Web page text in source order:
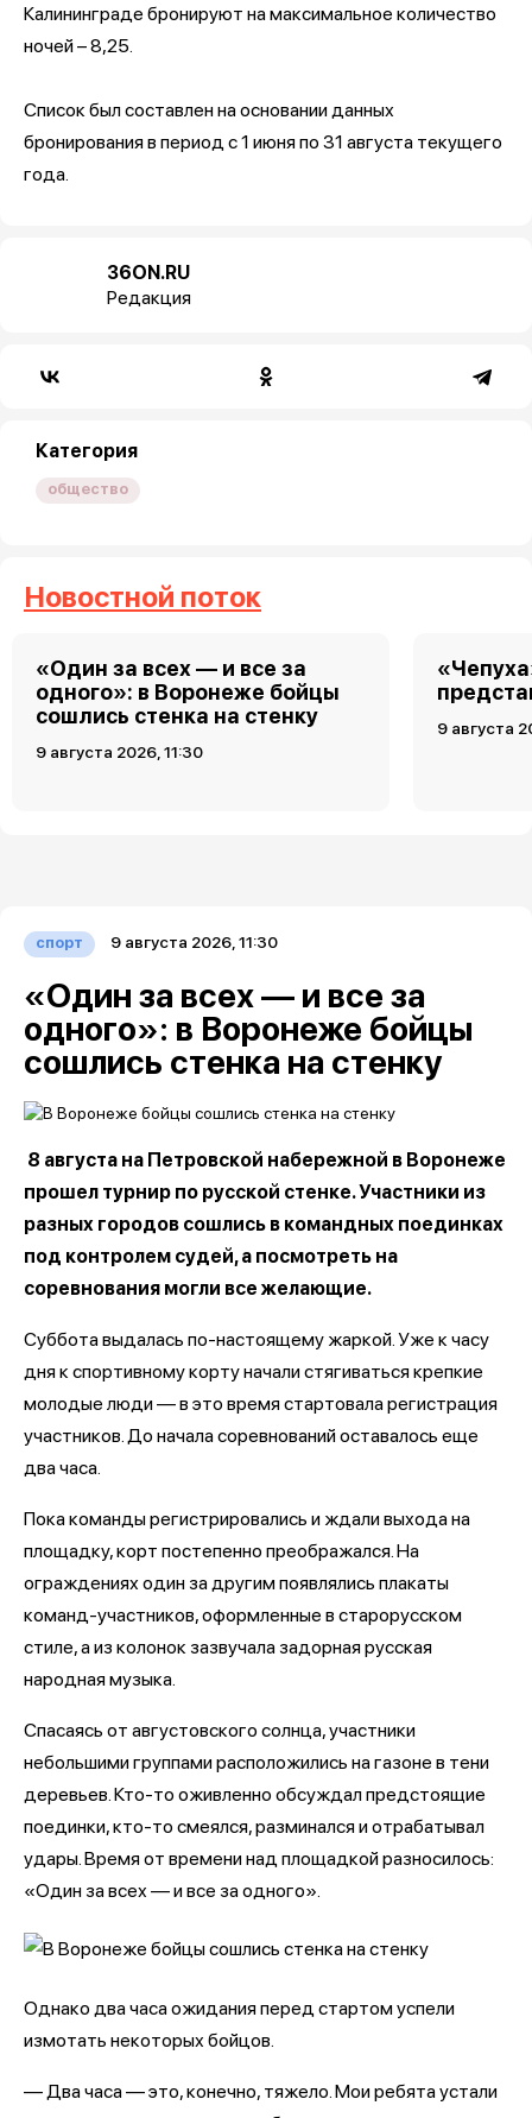
Калининграде бронируют на максимальное количество
ночей – 8,25.
Список был составлен на основании данных
бронирования в период с 1 июня по 31 августа текущего
года.
36ON.RU
Редакция
Категория
общество
Новостной поток
«Один за всех — и все за
одного»: в Воронеже бойцы
сошлись стенка на стенку
9 августа 2026, 11:30
9 августа
спорт 9 августа 2026, 11:30
«Один за всех — и все за
одного»: в Воронеже бойцы
сошлись стенка на стенку
8 августа на Петровской набережной в Воронеже
прошел турнир по русской стенке. Участники из
разных городов сошлись в командных поединках
под контролем судей, а посмотреть на
соревнования могли все желающие.
Суббота выдалась по-настоящему жаркой. Уже к часу
дня к спортивному корту начали стягиваться крепкие
молодые люди — в это время стартовала регистрация
участников. До начала соревнований оставалось еще
два часа.
Пока команды регистрировались и ждали выхода на
площадку, корт постепенно преображался. На
ограждениях один за другим появлялись плакаты
команд-участников, оформленные в старорусском
стиле, а из колонок зазвучала задорная русская
народная музыка.
Спасаясь от августовского солнца, участники
небольшими группами расположились на газоне в тени
деревьев. Кто-то оживленно обсуждал предстоящие
поединки, кто-то смеялся, разминался и отрабатывал
удары. Время от времени над площадкой разносилось:
«Один за всех — и все за одного».
Однако два часа ожидания перед стартом успели
измотать некоторых бойцов.
— Два часа — это, конечно, тяжело. Мои ребята устали